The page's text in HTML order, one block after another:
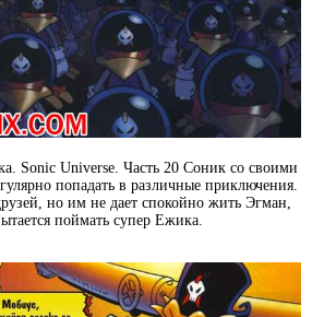
Sonic Universe. Часть 20 Соник со своими
попадать в различные приключения.
но им не дает спокойно жить Эгман,
поймать супер Ежика.